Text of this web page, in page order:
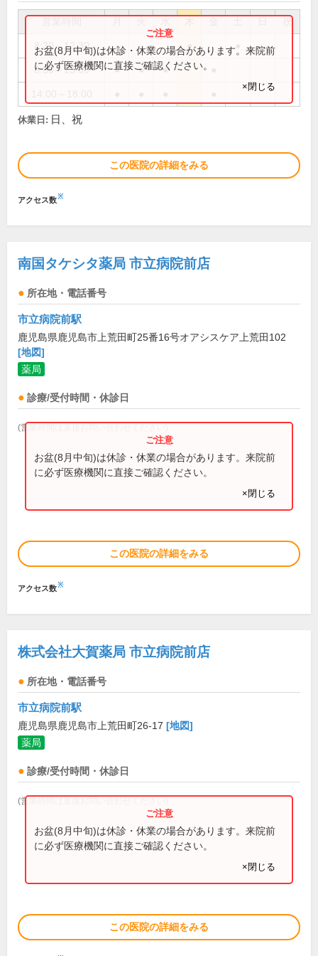
祝
8:30～12:30 ●
8:30～13:00 ● ● ●
お盆(8月中旬)は休診・休業の場合があります。来院前
に必ず医療機関に直接ご確認ください。
×閉じる
休業日: 日、祝
この医院の詳細をみる
アクセス数※
南国タケシタ薬局 市立病院前店
所在地・電話番号
市立病院前駅
鹿児島県鹿児島市上荒田町25番16号オアシスケア上荒田102
[地図]
薬局
診療/受付時間・休診日
(営業時間は直接お問い合わせください)
お盆(8月中旬)は休診・休業の場合があります。来院前
に必ず医療機関に直接ご確認ください。
×閉じる
この医院の詳細をみる
アクセス数※
株式会社大賀薬局 市立病院前店
所在地・電話番号
市立病院前駅
鹿児島県鹿児島市上荒田町26-17 [地図]
薬局
診療/受付時間・休診日
(営業時間は直接お問い合わせください)
お盆(8月中旬)は休診・休業の場合があります。来院前
に必ず医療機関に直接ご確認ください。
×閉じる
この医院の詳細をみる